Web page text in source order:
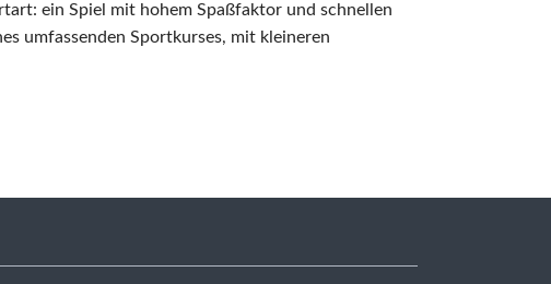
ein Spiel mit hohem Spaßfaktor und schnellen
umfassenden Sportkurses, mit kleineren